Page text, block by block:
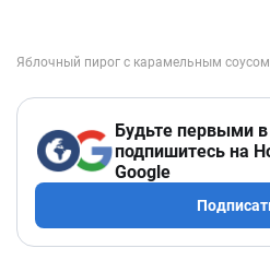
Будьте первыми в
подпишитесь на
Google